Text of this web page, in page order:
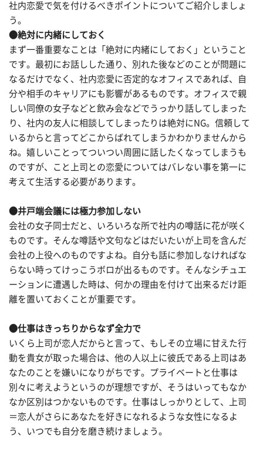
社内恋愛で気を付けるべきポイントについてご紹介しましょ
う。
●絶対に内緒にしておく
まず一番重要なことは「絶対に内緒にしておく」ということ
です。最初にお話しした通り、別れた後などのことが問題に
なるだけでなく、社内恋愛に否定的なオフィスであれば、自
分や相手のキャリアにも影響があるものです。オフィスで親
しい同僚の女子などと飲み会などでうっかり話してしまった
り、社内の友人に相談してしまったりは絶対にNG。信頼して
いるからと言ってどこからばれてしまうかわかりませんから
ね。嬉しいことってついつい周囲に話したくなってしまうも
のですが、こと上司との恋愛についてはバレない事を第一に
考えて生活する必要があります。
●井戸端会議には極力参加しない
会社の女子同士だと、いろいろな所で社内の噂話に花が咲く
ものです。そんな噂話や文句などはだいたいが上司を含んだ
会社の上役へのものですよね。自分も話に参加しなければな
らない時ってけっこうボロが出るものです。そんなシチュエ
ーションに遭遇した時は、何かの理由を付けて出来るだけ距
離を置いておくことが重要です。
●仕事はきっちりからなず全力で
いくら上司が恋人だからと言って、もしその立場に甘えた行
動を貴女が取った場合は、他の人以上に彼氏である上司はあ
なたのことを嫌いになりがちです。プライベートと仕事は
別々に考えようというのが理想ですが、そうはいってもなか
なか区別はつかないものです。仕事はしっかりとして、上司
＝恋人がさらにあなたを好きになれるような女性になるよ
う、いつでも自分を磨き続けましょう。